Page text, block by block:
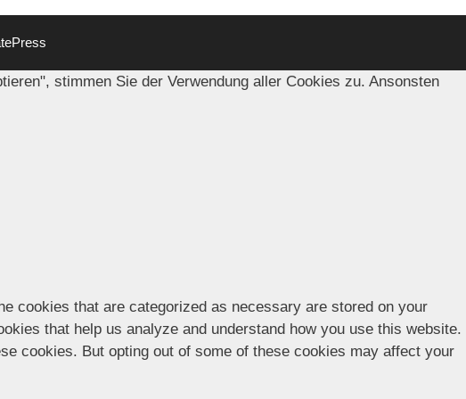
stimmen Sie der Verwendung aller Cookies zu. Ansonsten
cookies that are categorized as necessary are stored on your
that help us analyze and understand how you use this website.
cookies. But opting out of some of these cookies may affect your